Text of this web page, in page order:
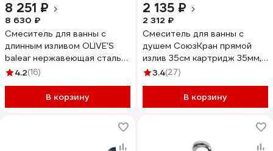
8 251 ₽
8 630 ₽
Смеситель для ванны с
длинным изливом OLIVE'S
balear нержавеющая сталь
13221BL
4.2(16)
В корзину
2 135 ₽
2 312 ₽
Смеситель для ванны с
душем СоюзКран прямой
излив 35см картридж 35мм,
SK08-P109 553-065
3.4(27)
В корзину